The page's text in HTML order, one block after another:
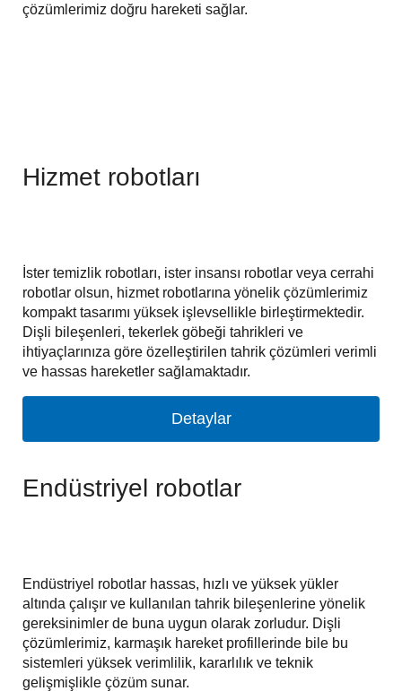
çözümlerimiz doğru hareketi sağlar.
Hizmet robotları
İster temizlik robotları, ister insansı robotlar veya cerrahi
robotlar olsun, hizmet robotlarına yönelik çözümlerimiz
kompakt tasarımı yüksek işlevsellikle birleştirmektedir.
Dişli bileşenleri, tekerlek göbeği tahrikleri ve
ihtiyaçlarınıza göre özelleştirilen tahrik çözümleri verimli
ve hassas hareketler sağlamaktadır.
Detaylar
Endüstriyel robotlar
Endüstriyel robotlar hassas, hızlı ve yüksek yükler
altında çalışır ve kullanılan tahrik bileşenlerine yönelik
gereksinimler de buna uygun olarak zorludur. Dişli
çözümlerimiz, karmaşık hareket profillerinde bile bu
sistemleri yüksek verimlilik, kararlılık ve teknik
gelişmişlikle çözüm sunar.